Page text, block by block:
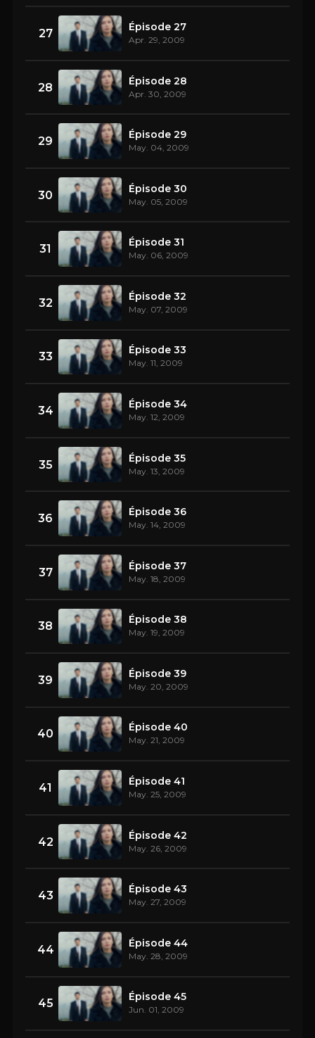
27 Épisode 27
Apr. 29, 2009
28 Épisode 28
Apr. 30, 2009
29 Épisode 29
May. 04, 2009
30 Épisode 30
May. 05, 2009
31 Épisode 31
May. 06, 2009
32 Épisode 32
May. 07, 2009
33 Épisode 33
May. 11, 2009
34 Épisode 34
May. 12, 2009
35 Épisode 35
May. 13, 2009
36 Épisode 36
May. 14, 2009
37 Épisode 37
May. 18, 2009
38 Épisode 38
May. 19, 2009
39 Épisode 39
May. 20, 2009
40 Épisode 40
May. 21, 2009
41 Épisode 41
May. 25, 2009
42 Épisode 42
May. 26, 2009
43 Épisode 43
May. 27, 2009
44 Épisode 44
May. 28, 2009
45 Épisode 45
Jun. 01, 2009